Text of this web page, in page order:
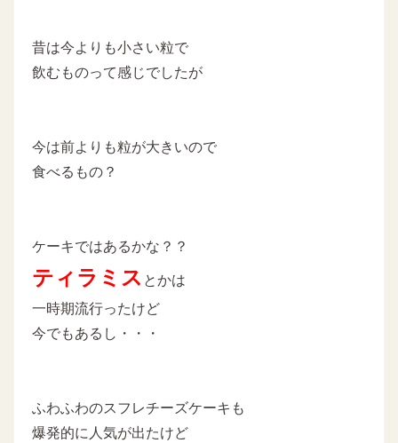
昔は今よりも小さい粒で
飲むものって感じでしたが
今は前よりも粒が大きいので
食べるもの？
ケーキではあるかな？？
ティラミス とかは
一時期流行ったけど
今でもあるし・・・
ふわふわのスフレチーズケーキも
爆発的に人気が出たけど